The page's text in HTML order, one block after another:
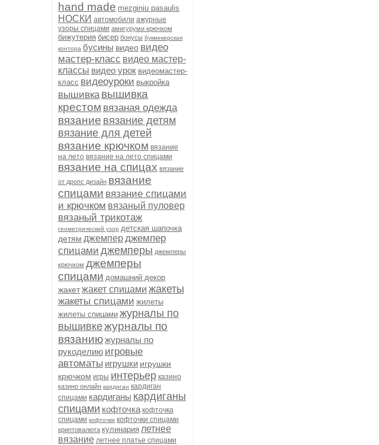
hand made mezginiu pasaulis
НОСКИ автомобили ажурные
узоры спицами амигуруми крючком
бижутерия бисер бонусы букмекерская
контора бусины видео видео
мастер-класс видео мастер-
классы видео урок видеомастер-
класс видеоуроки выкройка
вышивка вышивка
крестом вязаная одежда
вязание вязание детям
вязание для детей
вязание крючком вязание
на лето вязание на лето спицами
вязание на спицах вязание
от дропс дизайн вязание
спицами вязание спицами
и крючком вязаный пуловер
вязаный трикотаж
геометрический узор детская шапочка
детям джемперджемпер
спицами джемперы джемперы
крючком джемперы
спицами домашний декор
жакетжакет спицами жакеты
жакеты спицами жилеты
жилеты спицами журналы по
вышивкежурналы по
вязаниюжурналы по
рукоделию игровые
автоматы игрушки игрушки
крючком игры интерьер казино
казино онлайн кардиган кардиган
спицами кардиганы кардиганы
спицами кофточка кофточка
спицами кофточки кофточки спицами
криптовалюта кулинария летнее
вязание летнее платье спицами